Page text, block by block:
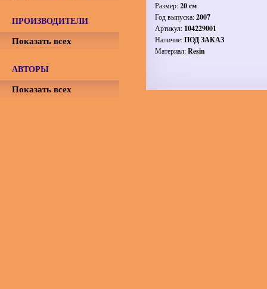
Размер:20 см
Год выпуска:2007
Артикул: 104229001
Наличие:ПОД ЗАКАЗ
Материал:Resin
ПРОИЗВОДИТЕЛИ
Показать всех
АВТОРЫ
Показать всех